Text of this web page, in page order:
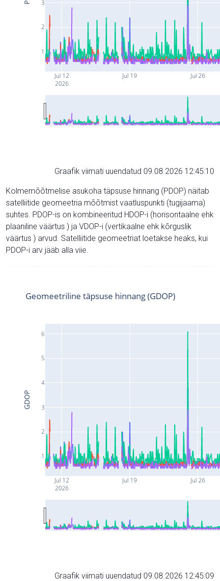
Jul 12
2026
Jul 19 Jul 26
1
2
3
Graafik viimati uuendatud 09.08.2026 12:45:10
Kolmemõõtmelise asukoha täpsuse hinnang (PDOP) näitab
satelliitide geomeetria mõõtmist vaatluspunkti (tugijaama)
suhtes. PDOP-is on kombineeritud HDOP-i (horisontaalne ehk
plaaniline väärtus ) ja VDOP-i (vertikaalne ehk kõrguslik
väärtus ) arvud. Satelliitide geomeetriat loetakse heaks, kui
PDOP-i arv jääb alla viie.
Jul 12
2026
Jul 19 Jul 26
1
2
3
4
5
6
Geomeetriline täpsuse hinnang (GDOP)
GDOP
Graafik viimati uuendatud 09.08.2026 12:45:09